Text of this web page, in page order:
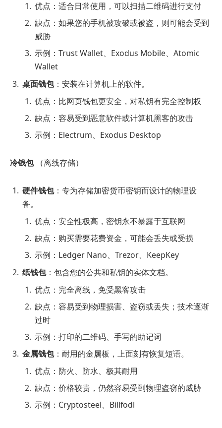
优点：适合日常使用，可以扫描二维码进行支付
缺点：如果您的手机被攻破或被盗，则可能会受到
威胁
示例：Trust Wallet、Exodus Mobile、Atomic
Wallet
桌面钱包：安装在计算机上的软件。
优点：比网页钱包更安全，对私钥有完全控制权
缺点：容易受到恶意软件或计算机黑客的攻击
示例：Electrum、Exodus Desktop
冷钱包（离线存储）
硬件钱包：专为存储加密货币密钥而设计的物理设
备。
优点：安全性极高，密钥永不暴露于互联网
缺点：购买需要花费资金，可能会丢失或受损
示例：Ledger Nano、Trezor、KeepKey
纸钱包：包含您的公共和私钥的实体文档。
优点：完全离线，免受黑客攻击
缺点：容易受到物理损害、盗窃或丢失；技术逐渐
过时
示例：打印的二维码、手写的助记词
金属钱包：耐用的金属板，上面刻有恢复短语。
优点：防火、防水、极其耐用
缺点：价格较贵，仍然容易受到物理盗窃的威胁
示例：Cryptosteel、Billfodl